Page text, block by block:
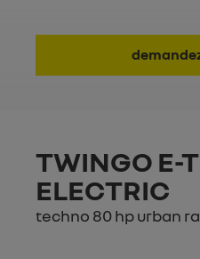
TWINGO E-
ELECTRIC
techno 80 hp urban